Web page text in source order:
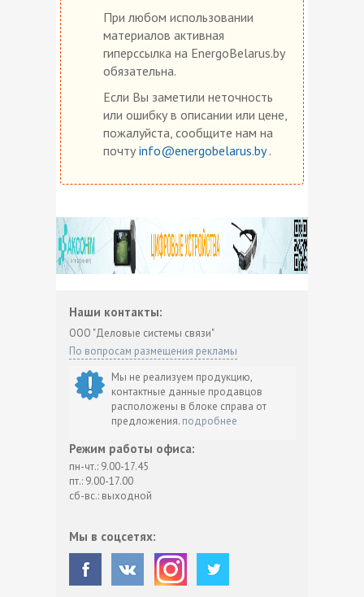
При любом использовании
материалов активная
гиперссылка на EnergoBelarus.by
обязательна.
Если Вы заметили неточность
или ошибку в описании или цене,
пожалуйста, сообщите нам на
почту info@energobelarus.by.
Наши контакты:
ООО "Деловые системы связи"
По вопросам размещения рекламы
Мы не реализуем продукцию,
контактные данные продавцов
расположены в блоке справа от
предложения. подробнее
Режим работы офиса:
пн-чт.: 9.00-17.45
пт.: 9.00-17.00
сб-вс.: выходной
Мы в соцсетях: